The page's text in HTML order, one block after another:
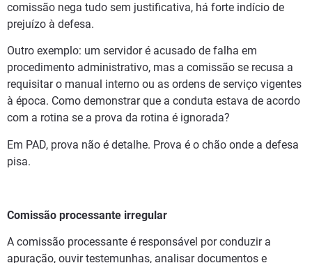
comissão nega tudo sem justificativa, há forte indício de
prejuízo à defesa.
Outro exemplo: um servidor é acusado de falha em
procedimento administrativo, mas a comissão se recusa a
requisitar o manual interno ou as ordens de serviço vigentes
à época. Como demonstrar que a conduta estava de acordo
com a rotina se a prova da rotina é ignorada?
Em PAD, prova não é detalhe. Prova é o chão onde a defesa
pisa.
Comissão processante irregular
A comissão processante é responsável por conduzir a
apuração, ouvir testemunhas, analisar documentos e